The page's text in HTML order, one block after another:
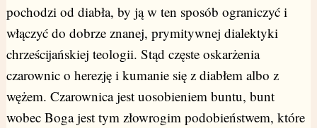
pochodzi od diabła, by ją w ten sposób ograniczyć i
włączyć do dobrze znanej, prymitywnej dialektyki
chrześcijańskiej teologii. Stąd częste oskarżenia
czarownic o herezję i kumanie się z diabłem albo z
wężem. Czarownica jest uosobieniem buntu, bunt
wobec Boga jest tym złowrogim podobieństwem, które